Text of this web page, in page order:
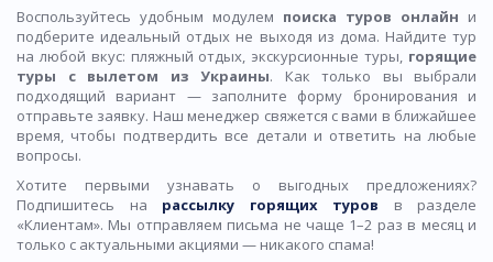
Воспользуйтесь удобным модулем поиска туров онлайн и
подберите идеальный отдых не выходя из дома. Найдите тур
на любой вкус: пляжный отдых, экскурсионные туры, горящие
туры с вылетом из Украины. Как только вы выбрали
подходящий вариант — заполните форму бронирования и
отправьте заявку. Наш менеджер свяжется с вами в ближайшее
время, чтобы подтвердить все детали и ответить на любые
вопросы.
Хотите первыми узнавать о выгодных предложениях?
Подпишитесь на рассылку горящих туров в разделе
«Клиентам». Мы отправляем письма не чаще 1–2 раз в месяц и
только с актуальными акциями — никакого спама!